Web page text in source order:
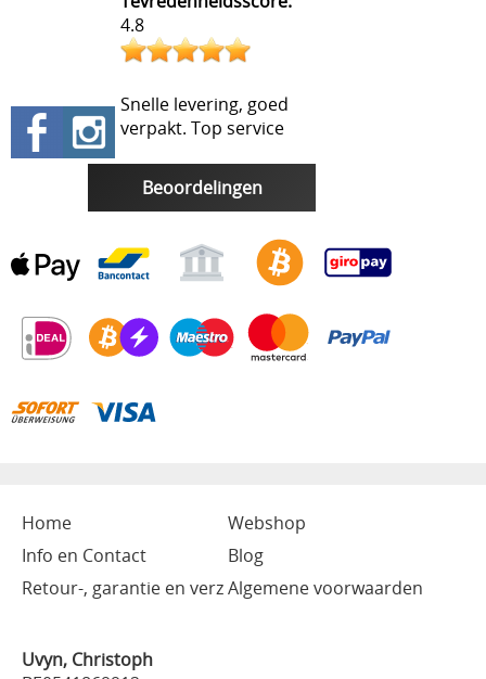
4.8
Snelle levering, goed
verpakt. Top service
Beoordelingen
Home
Webshop
Info en Contact
Blog
Retour-, garantie en verzAlgemene voorwaarden
Uvyn, Christoph